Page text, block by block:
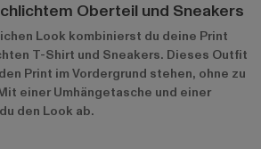
Oberteil und Sneakers
Look kombinierst du deine Print
T-Shirt und Sneakers. Dieses Outfit
Print im Vordergrund stehen, ohne zu
einer Umhängetasche und einer
den Look ab.